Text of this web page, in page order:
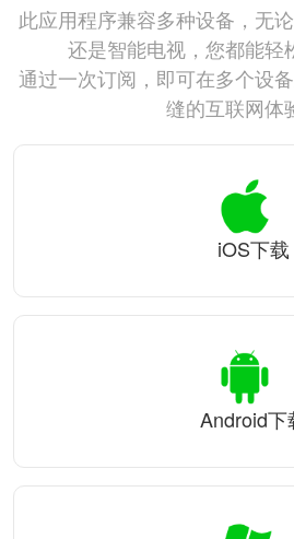
此应用程序兼容多种设备，无
还是智能电视，您都能轻
通过一次订阅，即可在多个设
缝的互联网体
iOS下载
Android下